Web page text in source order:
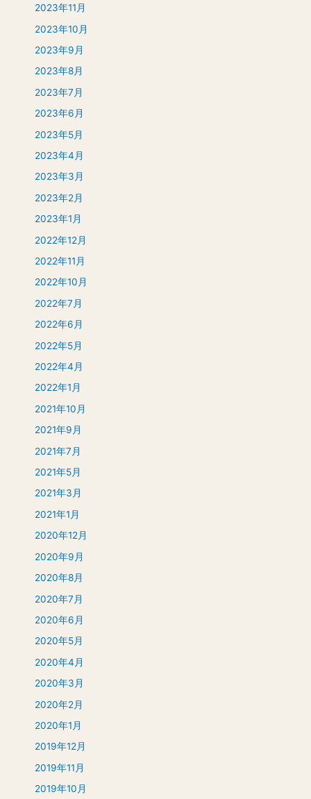
2023年11月
2023年10月
2023年9月
2023年8月
2023年7月
2023年6月
2023年5月
2023年4月
2023年3月
2023年2月
2023年1月
2022年12月
2022年11月
2022年10月
2022年7月
2022年6月
2022年5月
2022年4月
2022年1月
2021年10月
2021年9月
2021年7月
2021年5月
2021年3月
2021年1月
2020年12月
2020年9月
2020年8月
2020年7月
2020年6月
2020年5月
2020年4月
2020年3月
2020年2月
2020年1月
2019年12月
2019年11月
2019年10月